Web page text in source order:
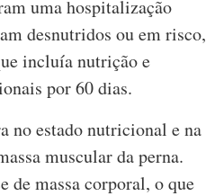
uma hospitalização
desnutridos ou em risco,
incluía nutrição e
por 60 dias.
no estado nutricional e na
muscular da perna.
de massa corporal, o que